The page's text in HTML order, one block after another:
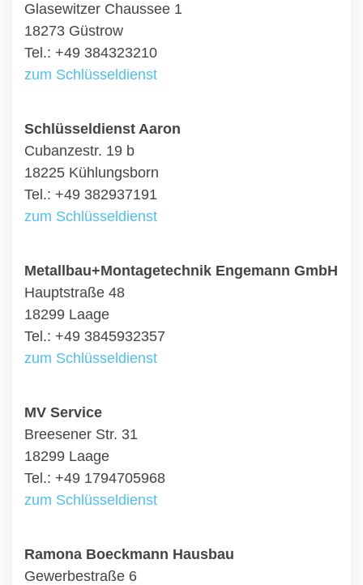
Glasewitzer Chaussee 1
18273 Güstrow
Tel.: +49 384323210
zum Schlüsseldienst
Schlüsseldienst Aaron
Cubanzestr. 19 b
18225 Kühlungsborn
Tel.: +49 382937191
zum Schlüsseldienst
Metallbau+Montagetechnik Engemann GmbH
Hauptstraße 48
18299 Laage
Tel.: +49 3845932357
zum Schlüsseldienst
MV Service
Breesener Str. 31
18299 Laage
Tel.: +49 1794705968
zum Schlüsseldienst
Ramona Boeckmann Hausbau
Gewerbestraße 6